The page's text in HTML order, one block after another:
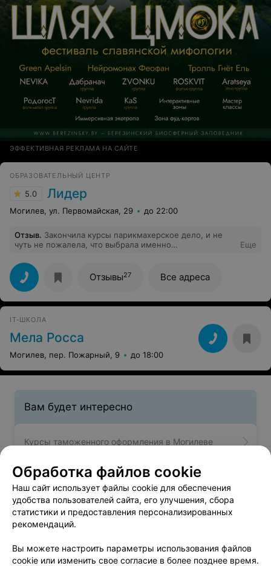
ЭФФЕКТИВНАЯ РЕКЛАМА НА САЙТЕ
ОБРАЗОВАТЕЛЬНЫЙ ЦЕНТР
5.0 Лидер
Могилев, ул. Первомайская, 29 до 22:00
Отзыв. Закончила курсы парикмахерское дело, и не
чуть не пожалела, что выбрала именно
сотрудники, все хорошо организовано. Преподаватель
на высшем уровне, все доступно объясняла… На
практике, все отработали. Спасибо вам, что помогаете
приобрести новую профессию.
Еще
Отзывы27 Все адреса
IT-ШКОЛА
Мела Росса
Могилев, пер. Пожарный, 9 до 18:00
Вам будет интересно
Курсы таможенного оформления в Могилеве
Курсы печников в Могилеве
Курсы каменщиков в Могилеве
Обработка файлов cookie
Наш сайт использует файлы cookie для обеспечения
удобства пользователей сайта, его улучшения, сбора
статистики и предоставления персонализированных
рекомендаций.
Вы можете настроить параметры использования файлов
cookie или изменить свое согласие в более позднее время.